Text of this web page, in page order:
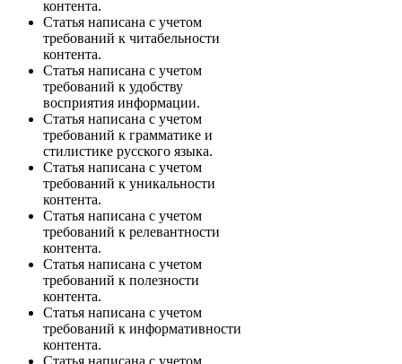
контента.
Статья написана с учетом
требований к читабельности
контента.
Статья написана с учетом
требований к удобству
восприятия информации.
Статья написана с учетом
требований к грамматике и
стилистике русского языка.
Статья написана с учетом
требований к уникальности
контента.
Статья написана с учетом
требований к релевантности
контента.
Статья написана с учетом
требований к полезности
контента.
Статья написана с учетом
требований к информативности
контента.
Статья написана с учетом